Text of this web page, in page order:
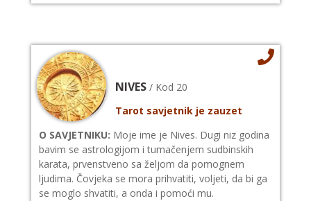
NIVES / Kod 20
Tarot savjetnik je zauzet
O SAVJETNIKU: Moje ime je Nives. Dugi niz godina
bavim se astrologijom i tumačenjem sudbinskih
karata, prvenstveno sa željom da pomognem
ljudima. Čovjeka se mora prihvatiti, voljeti, da bi ga
se moglo shvatiti, a onda i pomoći mu.